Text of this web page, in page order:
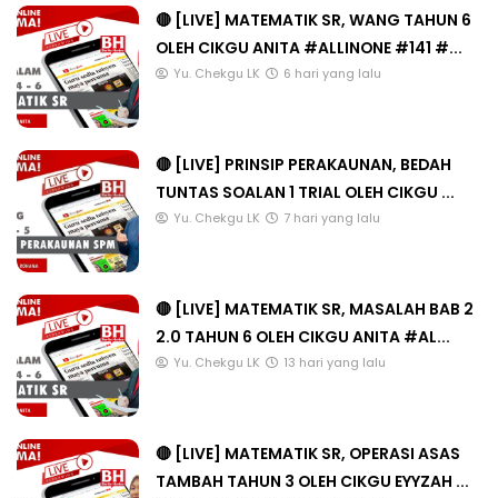
🔴 [LIVE] MATEMATIK SR, WANG TAHUN 6
OLEH CIKGU ANITA #ALLINONE #141 #...
Yu. Chekgu LK 6 hari yang lalu
🔴 [LIVE] PRINSIP PERAKAUNAN, BEDAH
TUNTAS SOALAN 1 TRIAL OLEH CIKGU ...
Yu. Chekgu LK 7 hari yang lalu
🔴 [LIVE] MATEMATIK SR, MASALAH BAB 2
2.0 TAHUN 6 OLEH CIKGU ANITA #AL...
Yu. Chekgu LK 13 hari yang lalu
🔴 [LIVE] MATEMATIK SR, OPERASI ASAS
TAMBAH TAHUN 3 OLEH CIKGU EYYZAH ...